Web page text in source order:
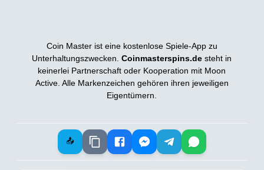
Coin Master ist eine kostenlose Spiele-App zu
Unterhaltungszwecken.Coinmasterspins.de steht in
keinerlei Partnerschaft oder Kooperation mit Moon
Active. Alle Markenzeichen gehören ihren jeweiligen
Eigentümern.
📤